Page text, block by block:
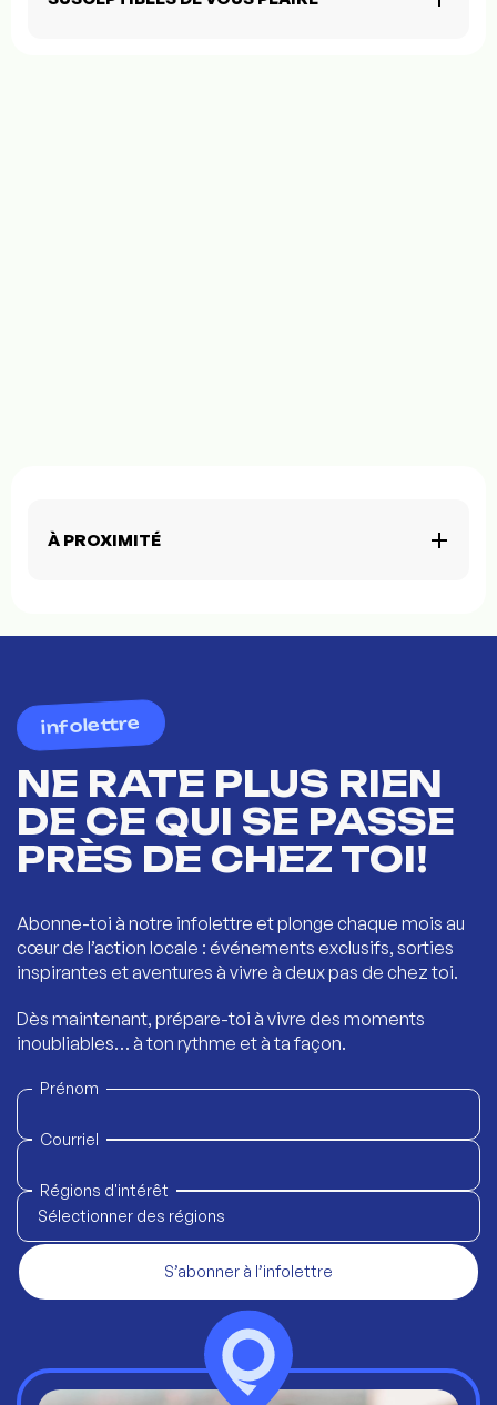
À PROXIMITÉ
infolettre
NE RATE PLUS RIEN
DE CE QUI SE PASSE
PRÈS DE CHEZ TOI!
Abonne-toi à notre infolettre et plonge chaque mois au
cœur de l’action locale : événements exclusifs, sorties
inspirantes et aventures à vivre à deux pas de chez toi.
Dès maintenant, prépare-toi à vivre des moments
inoubliables… à ton rythme et à ta façon.
Prénom
Courriel
Régions d'intérêt
Sélectionner des régions
S’abonner à l’infolettre